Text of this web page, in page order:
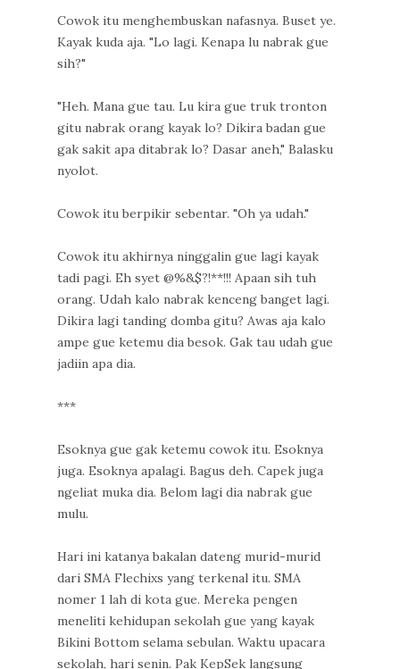
Cowok itu menghembuskan nafasnya. Buset ye.
Kayak kuda aja. "Lo lagi. Kenapa lu nabrak gue
sih?"
"Heh. Mana gue tau. Lu kira gue truk tronton
gitu nabrak orang kayak lo? Dikira badan gue
gak sakit apa ditabrak lo? Dasar aneh," Balasku
nyolot.
Cowok itu berpikir sebentar. "Oh ya udah."
Cowok itu akhirnya ninggalin gue lagi kayak
tadi pagi. Eh syet @%&$?!**!!! Apaan sih tuh
orang. Udah kalo nabrak kenceng banget lagi.
Dikira lagi tanding domba gitu? Awas aja kalo
ampe gue ketemu dia besok. Gak tau udah gue
jadiin apa dia.
***
Esoknya gue gak ketemu cowok itu. Esoknya
juga. Esoknya apalagi. Bagus deh. Capek juga
ngeliat muka dia. Belom lagi dia nabrak gue
mulu.
Hari ini katanya bakalan dateng murid-murid
dari SMA Flechixs yang terkenal itu. SMA
nomer 1 lah di kota gue. Mereka pengen
meneliti kehidupan sekolah gue yang kayak
Bikini Bottom selama sebulan. Waktu upacara
sekolah, hari senin. Pak KepSek langsung